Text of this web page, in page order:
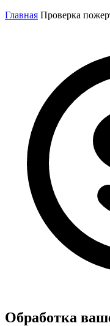
Главная Проверка
Обработка